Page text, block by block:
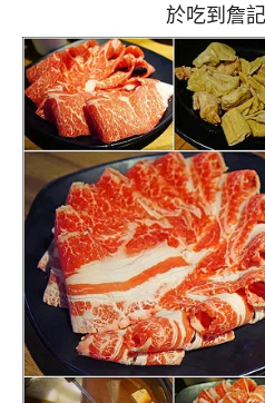
於吃到詹